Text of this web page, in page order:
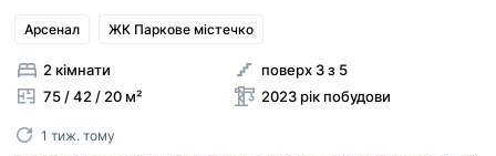
Арсенал ЖК Паркове містечко
2 кімнати
75 / 42 / 20 м²
поверх 3 з 5
2023 рік побудови
1 тиж. тому